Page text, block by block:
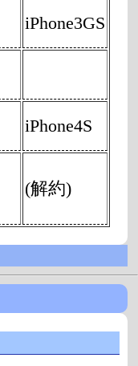
iPhone3GS
iPhone4S
(解約)